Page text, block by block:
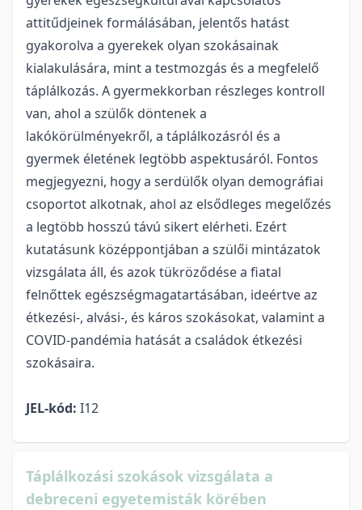
attitűdjeinek formálásában, jelentős hatást
gyakorolva a gyerekek olyan szokásainak
kialakulására, mint a testmozgás és a megfelelő
táplálkozás. A gyermekkorban részleges kontroll
van, ahol a szülők döntenek a
lakókörülményekről, a táplálkozásról és a
gyermek életének legtöbb aspektusáról. Fontos
megjegyezni, hogy a serdülők olyan demográfiai
csoportot alkotnak, ahol az elsődleges megelőzés
a legtöbb hosszú távú sikert elérheti. Ezért
kutatásunk középpontjában a szülői mintázatok
vizsgálata áll, és azok tükröződése a fiatal
felnőttek egészségmagatartásában, ideértve az
étkezési-, alvási-, és káros szokásokat, valamint a
COVID-pandémia hatását a családok étkezési
szokásaira.
JEL-kód: I12
Táplálkozási szokások vizsgálata a
debreceni egyetemisták körében